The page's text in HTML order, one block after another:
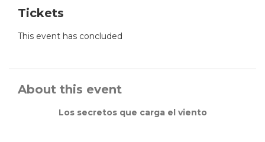
Tickets
This event has concluded
About this event
Los secretos que carga el viento